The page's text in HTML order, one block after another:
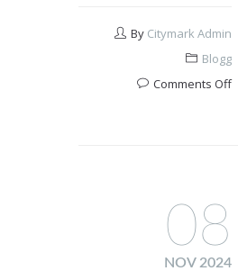
By Citymark Admin
Blogg
Comments Offon
08
NOV 2024